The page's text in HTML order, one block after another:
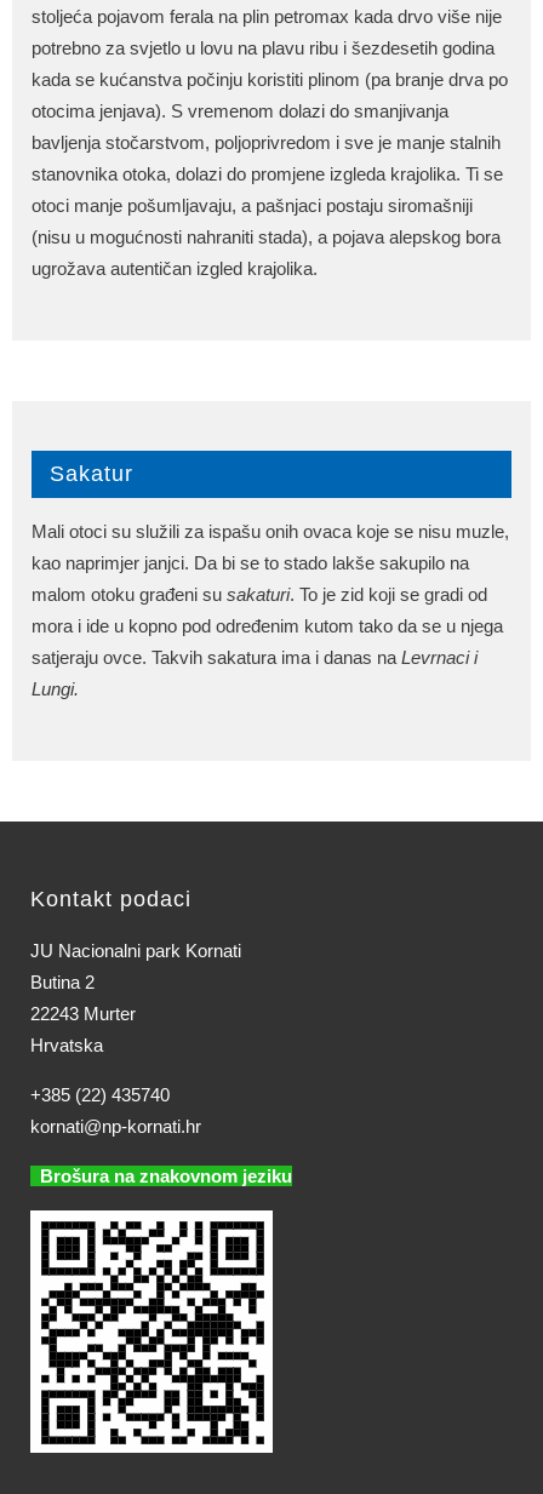
stoljeća pojavom ferala na plin petromax kada drvo više nije
potrebno za svjetlo u lovu na plavu ribu i šezdesetih godina
kada se kućanstva počinju koristiti plinom (pa branje drva po
otocima jenjava). S vremenom dolazi do smanjivanja
bavljenja stočarstvom, poljoprivredom i sve je manje stalnih
stanovnika otoka, dolazi do promjene izgleda krajolika. Ti se
otoci manje pošumljavaju, a pašnjaci postaju siromašniji
(nisu u mogućnosti nahraniti stada), a pojava alepskog bora
ugrožava autentičan izgled krajolika.
Sakatur
Mali otoci su služili za ispašu onih ovaca koje se nisu muzle,
kao naprimjer janjci. Da bi se to stado lakše sakupilo na
malom otoku građeni su sakaturi. To je zid koji se gradi od
mora i ide u kopno pod određenim kutom tako da se u njega
satjeraju ovce. Takvih sakatura ima i danas na Levrnaci i
Lungi.
Kontakt podaci
JU Nacionalni park Kornati
Butina 2
22243 Murter
Hrvatska
+385 (22) 435740
kornati@np-kornati.hr
Brošura na znakovnom jeziku